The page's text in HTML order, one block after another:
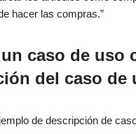
hacer las compras.”
caso de uso
del caso de
de descripción de